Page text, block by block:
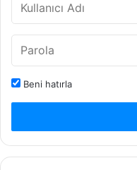
Beni hatırla